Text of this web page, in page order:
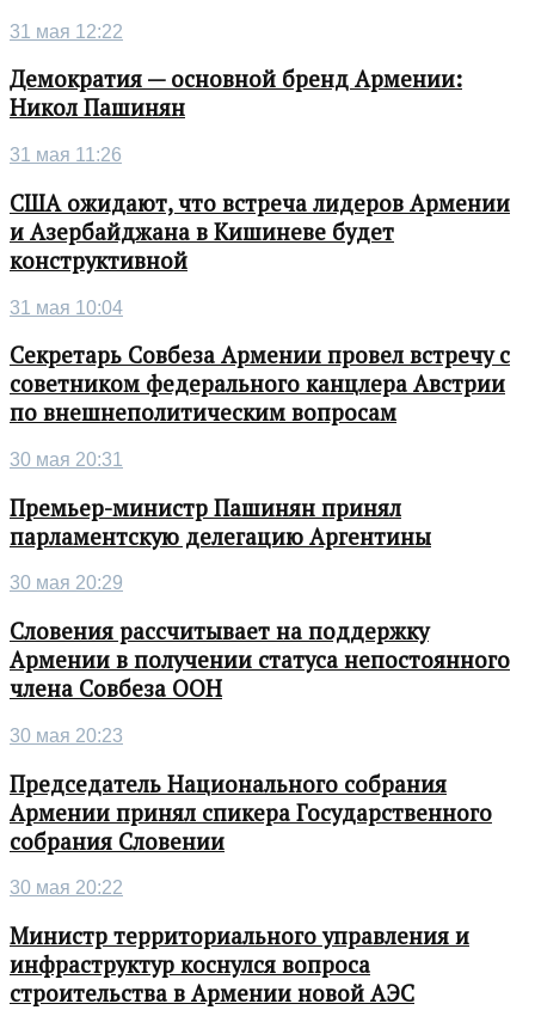
31 мая 12:22
Демократия — основной бренд Армении:
Никол Пашинян
31 мая 11:26
США ожидают, что встреча лидеров Армении
и Азербайджана в Кишиневе будет
конструктивной
31 мая 10:04
Секретарь Совбеза Армении провел встречу с
советником федерального канцлера Австрии
по внешнеполитическим вопросам
30 мая 20:31
Премьер-министр Пашинян принял
парламентскую делегацию Аргентины
30 мая 20:29
Словения рассчитывает на поддержку
Армении в получении статуса непостоянного
члена Совбеза ООН
30 мая 20:23
Председатель Национального собрания
Армении принял спикера Государственного
собрания Словении
30 мая 20:22
Министр территориального управления и
инфраструктур коснулся вопроса
строительства в Армении новой АЭС